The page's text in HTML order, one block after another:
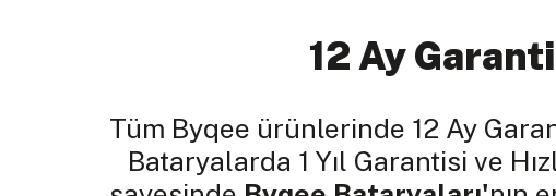
12 Ay
Tüm Byqee ürünlerinde 12 Ay
Bataryalarda 1 Yıl Garantisi ve